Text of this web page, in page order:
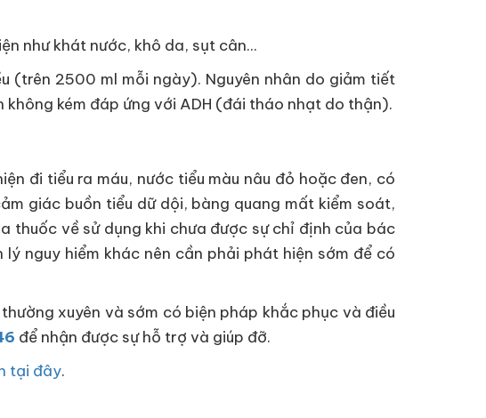
như khát nước, khô da, sụt cân...
(trên 2500 ml mỗi ngày). Nguyên nhân do giảm tiết
kém đáp ứng với ADH (đái tháo nhạt do thận).
đi tiểu ra máu, nước tiểu màu nâu đỏ hoặc đen, có
giác buồn tiểu dữ dội, bàng quang mất kiểm soát,
thuốc về sử dụng khi chưa được sự chỉ định của bác
nguy hiểm khác nên cần phải phát hiện sớm để có
xuyên và sớm có biện pháp khắc phục và điều
để nhận được sự hỗ trợ và giúp đỡ.
tại đây.